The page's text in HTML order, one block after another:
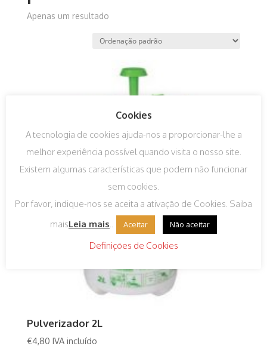
Apenas um resultado
Pulverizador 2L
€4,80 IVA incluído
Cookies
A tecnologia de cookies ajuda-nos a proporcionar-lhe a
melhor experiência possível quando visita o nosso site.
Existem algumas características que podem não funcionar
sem cookies.
Por favor, indique-nos se aceita a ativação de Cookies. Saiba
maisLeia mais.. Aceitar Não aceitar
Definições de Cookies